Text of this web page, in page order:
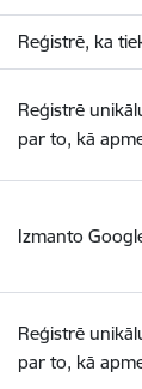
Reģistrē, ka
Reģistrē
par to, kā
Izmanto
Reģistrē
par to, kā